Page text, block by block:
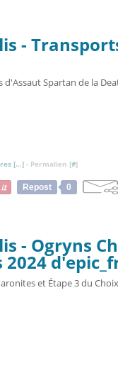
-
[…] - Permalien [#]
Repost
0
- Ogryns
2024